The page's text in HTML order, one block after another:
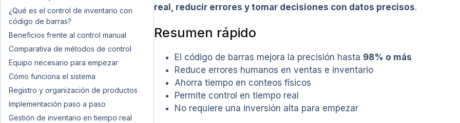
¿Qué es el control de inventario con
código de barras?
Beneficios frente al control manual
Comparativa de métodos de control
Equipo necesario para empezar
Cómo funciona el sistema
Registro y organización de productos
Implementación paso a paso
Gestión de inventario en tiempo real
real, reducir errores y tomar decisiones con datos precisos.
Resumen rápido
El código de barras mejora la precisión hasta 98% o más
Reduce errores humanos en ventas e inventario
Ahorra tiempo en conteos físicos
Permite control en tiempo real
No requiere una inversión alta para empezar